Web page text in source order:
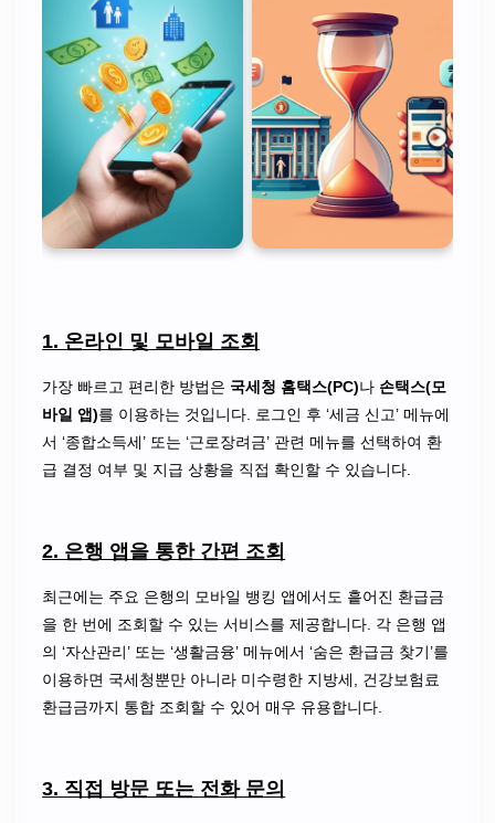
1. 온라인 및 모바일 조회
가장 빠르고 편리한 방법은 국세청 홈택스(PC)나 손택스(모
바일 앱)를 이용하는 것입니다. 로그인 후 ‘세금 신고’ 메뉴에
서 ‘종합소득세’ 또는 ‘근로장려금’ 관련 메뉴를 선택하여 환
급 결정 여부 및 지급 상황을 직접 확인할 수 있습니다.
2. 은행 앱을 통한 간편 조회
최근에는 주요 은행의 모바일 뱅킹 앱에서도 흩어진 환급금
을 한 번에 조회할 수 있는 서비스를 제공합니다. 각 은행 앱
의 ‘자산관리’ 또는 ‘생활금융’ 메뉴에서 ‘숨은 환급금 찾기’를
이용하면 국세청뿐만 아니라 미수령한 지방세, 건강보험료
환급금까지 통합 조회할 수 있어 매우 유용합니다.
3. 직접 방문 또는 전화 문의